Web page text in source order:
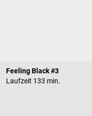
Feeling Black #3
Laufzeit 133 min.